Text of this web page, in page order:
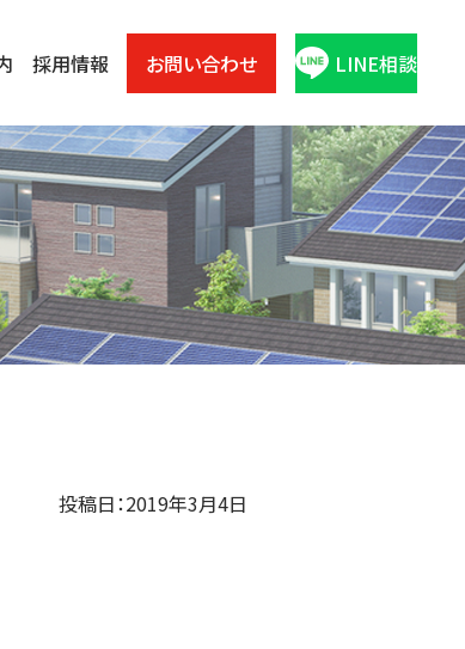
採用情報 お問い合わせ LINE相談
投稿日：2019年3月4日